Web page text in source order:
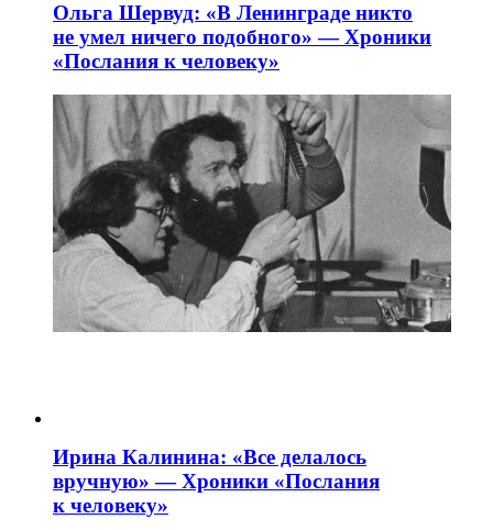
Ольга Шервуд: «В Ленинграде никто
не умел ничего подобного» — Хроники
«Послания к человеку»
Ирина Калинина: «Все делалось
вручную» — Хроники «Послания
к человеку»